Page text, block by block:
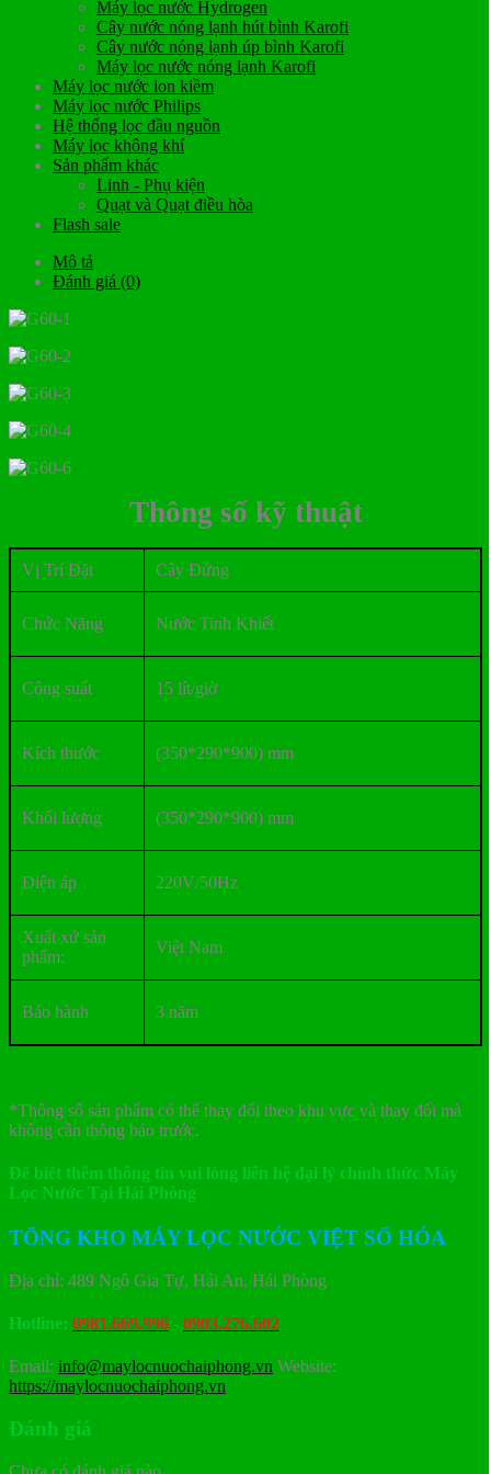
Máy lọc nước Hydrogen
Cây nước nóng lạnh hút bình Karofi
Cây nước nóng lạnh úp bình Karofi
Máy lọc nước nóng lạnh Karofi
Máy lọc nước ion kiềm
Máy lọc nước Philips
Hệ thống lọc đầu nguồn
Máy lọc không khí
Sản phẩm khác
Linh - Phụ kiện
Quạt và Quạt điều hòa
Flash sale
Mô tả
Đánh giá (0)
Thông số kỹ thuật
Vị Trí Đặt Cây Đứng
Chức Năng Nước Tinh Khiết
Công suất 15 lít/giờ
Kích thước (350*290*900) mm
Khối lượng (350*290*900) mm
Điện áp 220V/50Hz
Xuất xứ sản
phẩm:
Việt Nam
Bảo hành 3 năm
*Thông số sản phẩm có thể thay đổi theo khu vực và thay đổi mà
không cần thông báo trước.
Để biết thêm thông tin vui lòng liên hệ đại lý chính thức Máy
Lọc Nước Tại Hải Phòng
TỔNG KHO MÁY LỌC NƯỚC VIỆT SỐ HÓA
Địa chỉ: 489 Ngô Gia Tự, Hải An, Hải Phòng
Hotline: 0981.669.996 - 0903.276.602
Email: info@maylocnuochaiphong.vn Website:
https://maylocnuochaiphong.vn
Đánh giá